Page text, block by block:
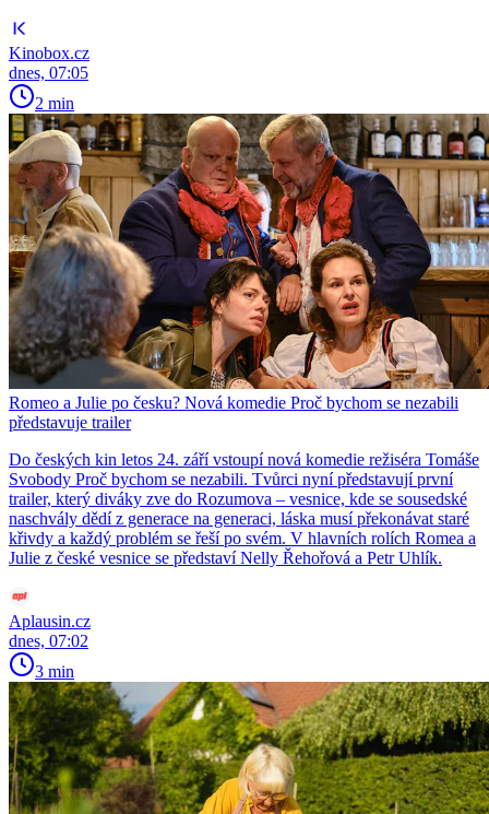
Kinobox.cz
dnes, 07:05
2 min
Romeo a Julie po česku? Nová komedie Proč bychom se nezabili
představuje trailer
Do českých kin letos 24. září vstoupí nová komedie režiséra Tomáše
Svobody Proč bychom se nezabili. Tvůrci nyní představují první
trailer, který diváky zve do Rozumova – vesnice, kde se sousedské
naschvály dědí z generace na generaci, láska musí překonávat staré
křivdy a každý problém se řeší po svém. V hlavních rolích Romea a
Julie z české vesnice se představí Nelly Řehořová a Petr Uhlík.
Aplausin.cz
dnes, 07:02
3 min